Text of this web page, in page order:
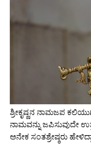
ಶ್ರೀಕೃಷ್ಣನ ನಾಮಜಪ
ನಾಮವನ್ನು ಜಪಿಸುವುದೇ
ಅನೇಕ ಸಂತಶ್ರೇಷ್ಠರು